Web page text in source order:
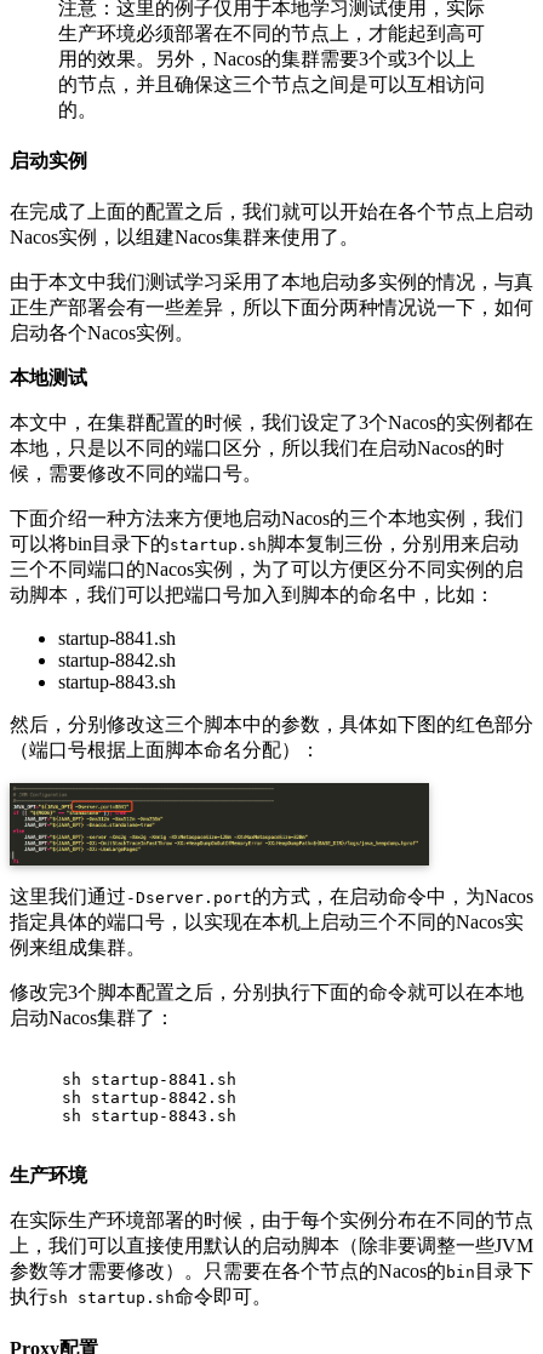
注意：这里的例子仅用于本地学习测试使用，实际
生产环境必须部署在不同的节点上，才能起到高可
用的效果。另外，Nacos的集群需要3个或3个以上
的节点，并且确保这三个节点之间是可以互相访问
的。
启动实例
在完成了上面的配置之后，我们就可以开始在各个节点上启动
Nacos实例，以组建Nacos集群来使用了。
由于本文中我们测试学习采用了本地启动多实例的情况，与真
正生产部署会有一些差异，所以下面分两种情况说一下，如何
启动各个Nacos实例。
本地测试
本文中，在集群配置的时候，我们设定了3个Nacos的实例都在
本地，只是以不同的端口区分，所以我们在启动Nacos的时
候，需要修改不同的端口号。
下面介绍一种方法来方便地启动Nacos的三个本地实例，我们
可以将bin目录下的startup.sh脚本复制三份，分别用来启动
三个不同端口的Nacos实例，为了可以方便区分不同实例的启
动脚本，我们可以把端口号加入到脚本的命名中，比如：
startup-8841.sh
startup-8842.sh
startup-8843.sh
然后，分别修改这三个脚本中的参数，具体如下图的红色部分
（端口号根据上面脚本命名分配）：
这里我们通过 -Dserver.port的方式，在启动命令中，为Nacos
指定具体的端口号，以实现在本机上启动三个不同的Nacos实
例来组成集群。
修改完3个脚本配置之后，分别执行下面的命令就可以在本地
启动Nacos集群了：
sh startup-8841.sh
sh startup-8842.sh
sh startup-8843.sh
生产环境
在实际生产环境部署的时候，由于每个实例分布在不同的节点
上，我们可以直接使用默认的启动脚本（除非要调整一些JVM
参数等才需要修改）。只需要在各个节点的Nacos的 bin 目录下
执行sh startup.sh命令即可。
Proxy配置